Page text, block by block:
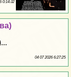
0:14:32
04 07 2026 6:27:25